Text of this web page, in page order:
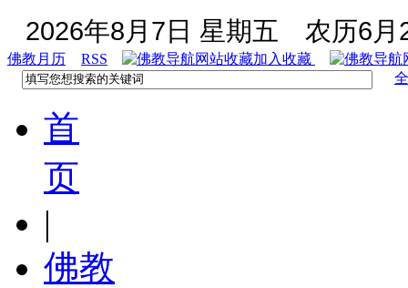
2026年8月7日 星期五 农历6月
佛教月历 RSS
加入收藏
首
页
|
佛教